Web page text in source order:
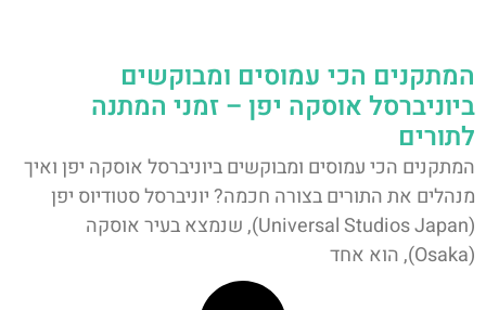
המתקנים הכי עמוסים ומבוקשים
ביוניברסל אוסקה יפן – זמני המתנה
לתורים
המתקנים הכי עמוסים ומבוקשים ביוניברסל אוסקה יפן ואיך
מנהלים את התורים בצורה חכמה? יוניברסל סטודיוס יפן
(Universal Studios Japan), שנמצא בעיר אוסקה
(Osaka), הוא אחד